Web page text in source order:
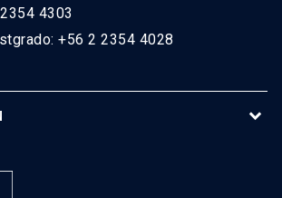
4303
+56 2 2354 4028